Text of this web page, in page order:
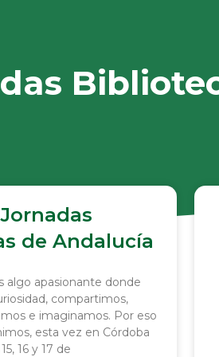
de Andalucía
algo apasionante donde
compartimos,
e imaginamos. Por eso
esta vez en Córdoba
16 y 17 de